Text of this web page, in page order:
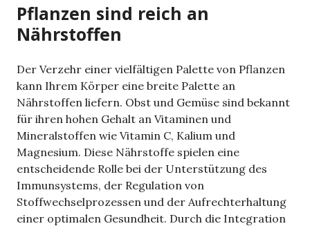
Pflanzen sind reich an
Nährstoffen
Der Verzehr einer vielfältigen Palette von Pflanzen
kann Ihrem Körper eine breite Palette an
Nährstoffen liefern. Obst und Gemüse sind bekannt
für ihren hohen Gehalt an Vitaminen und
Mineralstoffen wie Vitamin C, Kalium und
Magnesium. Diese Nährstoffe spielen eine
entscheidende Rolle bei der Unterstützung des
Immunsystems, der Regulation von
Stoffwechselprozessen und der Aufrechterhaltung
einer optimalen Gesundheit. Durch die Integration